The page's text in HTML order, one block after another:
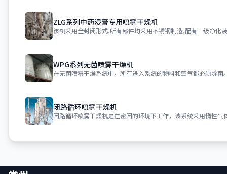
ZLG系列中药浸膏专用喷雾干燥机
该机采用全封闭形式,所有部件均采用不锈钢制造,配有三级净化
WPG系列无菌喷雾干燥机
在无菌喷雾干燥系统中，所有进入系统的物料和空气都必须除菌
闭路循环喷雾干燥机
闭路循环喷雾干燥机是在密闭的环境下工作，该系统采用惰性气